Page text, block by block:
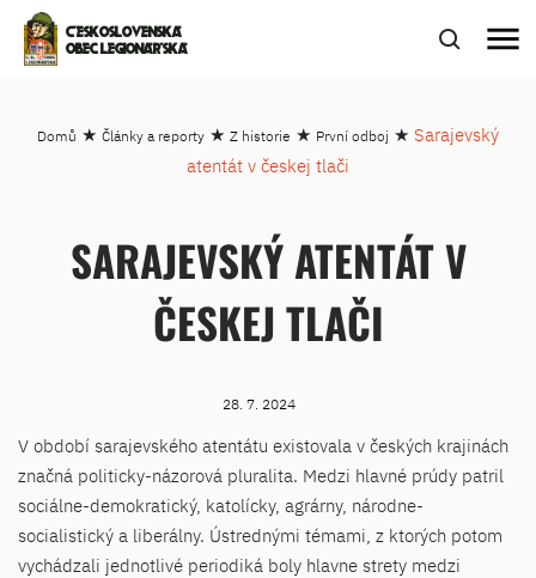
ČESKOSLOVENSKÁ
OBEC LEGIONÁŘSKÁ
menu
Domů ★ Články a reporty ★ Z historie ★ První odboj ★ Sarajevský
atentát v českej tlači
SARAJEVSKÝ ATENTÁT V
ČESKEJ TLAČI
28. 7. 2024
V období sarajevského atentátu existovala v českých krajinách
značná politicky-názorová pluralita. Medzi hlavné prúdy patril
sociálne-demokratický, katolícky, agrárny, národne-
socialistický a liberálny. Ústrednými témami, z ktorých potom
vychádzali jednotlivé periodiká boly hlavne strety medzi